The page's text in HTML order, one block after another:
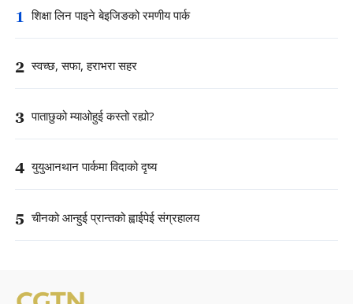
1 शिक्षा लिन पाइने बेइजिङको रमणीय पार्क
2 स्वच्छ, सफा, हराभरा सहर
3 पाताछुको म्याओहुई कस्तो रह्यो?
4 युयुआनथान पार्कमा विदाको दृष्य
5 चीनको आन्हुई प्रान्तको ह्वाईपेई संग्रहालय